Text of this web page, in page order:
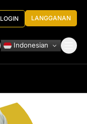
LOGIN LANGGANAN
Indonesian